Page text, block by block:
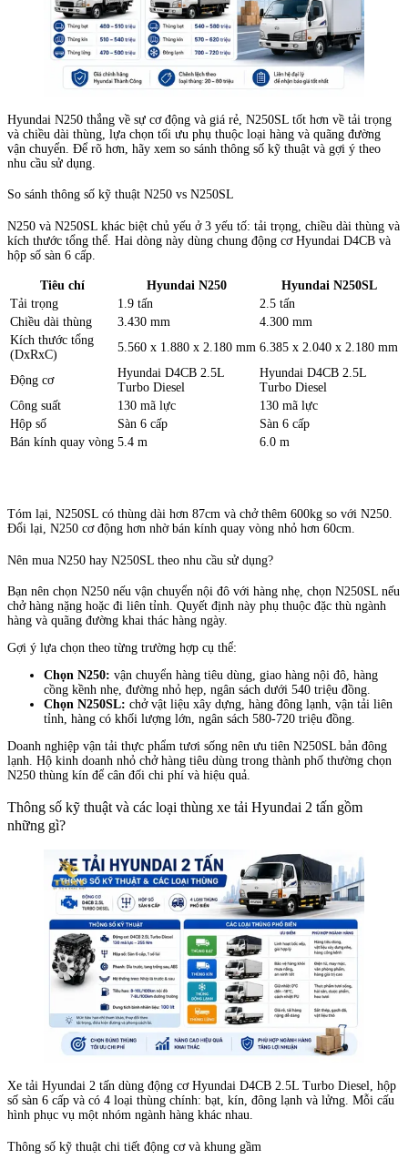
Hyundai N250 thắng về sự cơ động và giá rẻ, N250SL tốt hơn về tải trọng
và chiều dài thùng, lựa chọn tối ưu phụ thuộc loại hàng và quãng đường
vận chuyển. Để rõ hơn, hãy xem so sánh thông số kỹ thuật và gợi ý theo
nhu cầu sử dụng.
So sánh thông số kỹ thuật N250 vs N250SL
N250 và N250SL khác biệt chủ yếu ở 3 yếu tố: tải trọng, chiều dài thùng và
kích thước tổng thể. Hai dòng này dùng chung động cơ Hyundai D4CB và
hộp số sàn 6 cấp.
Tiêu chí Hyundai N250
Hyundai N250SL
Tải trọng
1.9 tấn
2.5 tấn
Chiều dài thùng
3.430 mm
4.300 mm
Kích thước tổng
(DxRxC)
5.560 x 1.880 x 2.180 mm 6.385 x 2.040 x 2.180 mm
Động cơ
Hyundai D4CB 2.5L
Turbo Diesel
Hyundai D4CB 2.5L
Turbo Diesel
Công suất
130 mã lực
130 mã lực
Hộp số
Sàn 6 cấp
Sàn 6 cấp
Bán kính quay vòng 5.4 m 6.0 m
Tóm lại, N250SL có thùng dài hơn 87cm và chở thêm 600kg so với N250.
Đổi lại, N250 cơ động hơn nhờ bán kính quay vòng nhỏ hơn 60cm.
Nên mua N250 hay N250SL theo nhu cầu sử dụng?
Bạn nên chọn N250 nếu vận chuyển nội đô với hàng nhẹ, chọn N250SL nếu
chở hàng nặng hoặc đi liên tỉnh. Quyết định này phụ thuộc đặc thù ngành
hàng và quãng đường khai thác hàng ngày.
Gợi ý lựa chọn theo từng trường hợp cụ thể:
Chọn N250: vận chuyển hàng tiêu dùng, giao hàng nội đô, hàng
cồng kềnh nhẹ, đường nhỏ hẹp, ngân sách dưới 540 triệu đồng.
Chọn N250SL: chở vật liệu xây dựng, hàng đông lạnh, vận tải liên
tỉnh, hàng có khối lượng lớn, ngân sách 580-720 triệu đồng.
Doanh nghiệp vận tải thực phẩm tươi sống nên ưu tiên N250SL bản đông
lạnh. Hộ kinh doanh nhỏ chở hàng tiêu dùng trong thành phố thường chọn
N250 thùng kín để cân đối chi phí và hiệu quả.
Thông số kỹ thuật và các loại thùng xe tải Hyundai 2 tấn gồm
những gì?
Xe tải Hyundai 2 tấn dùng động cơ Hyundai D4CB 2.5L Turbo Diesel, hộp
số sàn 6 cấp và có 4 loại thùng chính: bạt, kín, đông lạnh và lửng. Mỗi cấu
hình phục vụ một nhóm ngành hàng khác nhau.
Thông số kỹ thuật chi tiết động cơ và khung gầm